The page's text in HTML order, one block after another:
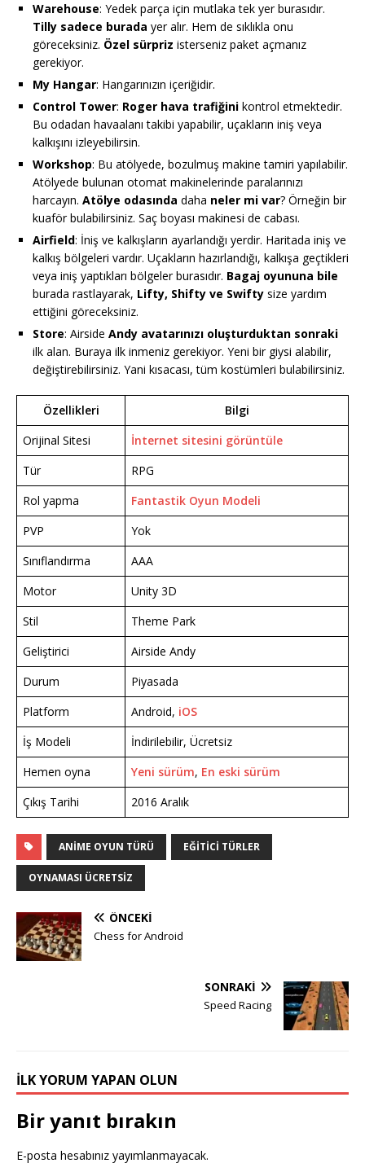
Warehouse: Yedek parça için mutlaka tek yer burasıdır.
Tilly sadece burada yer alır. Hem de sıklıkla onu
göreceksiniz. Özel sürpriz isterseniz paket açmanız
gerekiyor.
My Hangar: Hangarınızın içeriğidir.
Control Tower: Roger hava trafiğini kontrol etmektedir.
Bu odadan havaalanı takibi yapabilir, uçakların iniş veya
kalkışını izleyebilirsin.
Workshop: Bu atölyede, bozulmuş makine tamiri yapılabilir.
Atölyede bulunan otomat makinelerinde paralarınızı
harcayın. Atölye odasında daha neler mi var? Örneğin bir
kuaför bulabilirsiniz. Saç boyası makinesi de cabası.
Airfield: İniş ve kalkışların ayarlandığı yerdir. Haritada iniş ve
kalkış bölgeleri vardır. Uçakların hazırlandığı, kalkışa geçtikleri
veya iniş yaptıkları bölgeler burasıdır. Bagaj oyununa bile
burada rastlayarak, Lifty, Shifty ve Swifty size yardım
ettiğini göreceksiniz.
Store: Airside Andy avatarınızı oluşturduktan sonraki
ilk alan. Buraya ilk inmeniz gerekiyor. Yeni bir giysi alabilir,
değiştirebilirsiniz. Yani kısacası, tüm kostümleri bulabilirsiniz.
Özellikleri
Bilgi
Orijinal Sitesi
İnternet sitesini görüntüle
Tür
RPG
Rol yapma
Fantastik Oyun Modeli
PVP
Yok
Sınıflandırma
AAA
Motor
Unity 3D
Stil
Theme Park
Geliştirici
Airside Andy
Durum
Piyasada
Platform
Android, iOS
İş Modeli
İndirilebilir, Ücretsiz
Hemen oyna
Yeni sürüm, En eski sürüm
Çıkış Tarihi
2016 Aralık
ANIME OYUN TÜRÜ EĞITICI TÜRLER
OYNAMASI ÜCRETSIZ
ÖNCEKI
Chess for Android
SONRAKI
Speed Racing
İLK YORUM YAPAN OLUN
Bir yanıt bırakın
E-posta hesabınız yayımlanmayacak.